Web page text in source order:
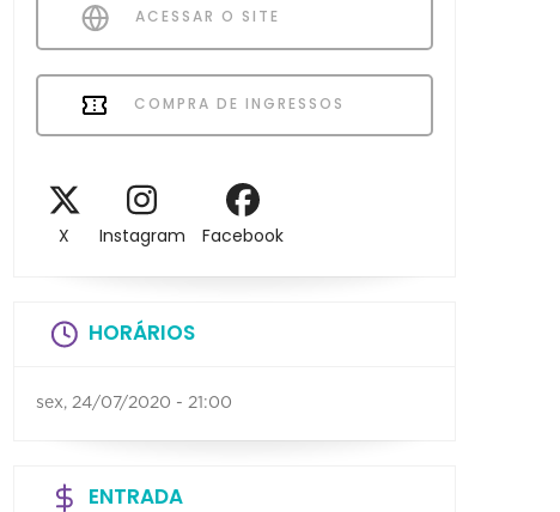
ACESSAR O SITE
COMPRA DE INGRESSOS
X Instagram Facebook
HORÁRIOS
sex, 24/07/2020 - 21:00
ENTRADA